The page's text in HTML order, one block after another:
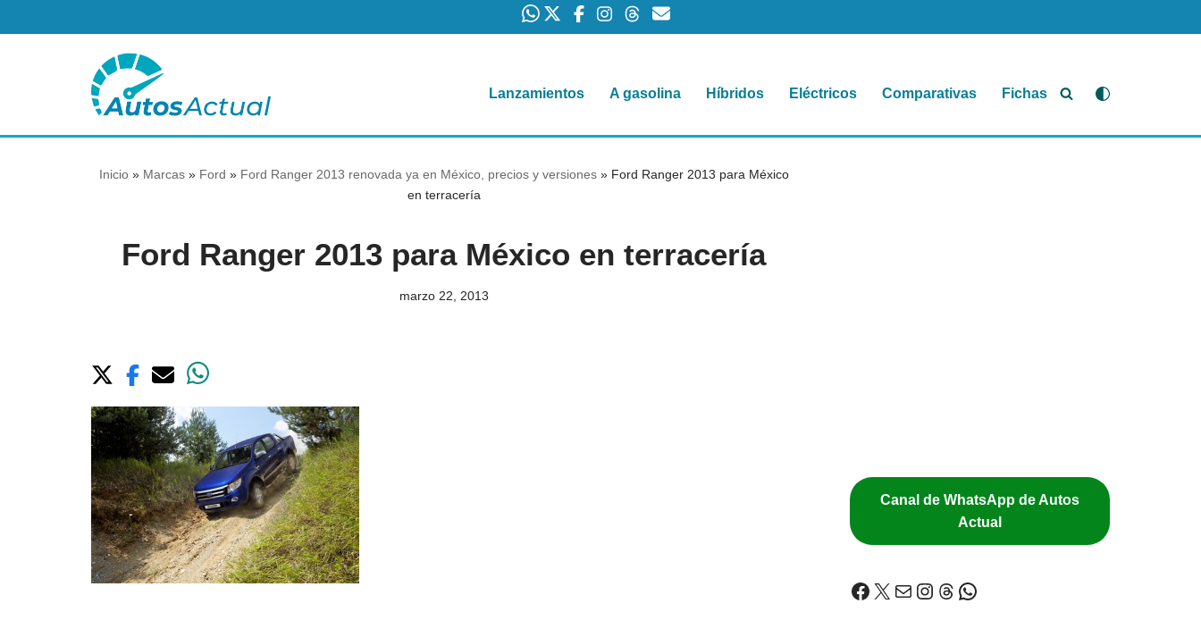
contenido
Lanzamientos A gasolina Híbridos Eléctricos Comparativas Fichas
Inicio» Marcas» Ford » Ford Ranger 2013 renovada ya en México, precios y versiones» Ford Ranger 2013 para México
en terracería
Ford Ranger 2013 para México en terracería
marzo 22, 2013
Canal de WhatsApp de Autos
Actual